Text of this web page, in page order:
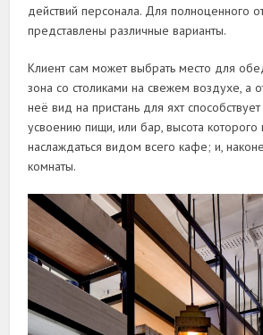
действий персонала. Для полноценного
представлены различные варианты.
Клиент сам может выбрать место для
зона со столиками на свежем воздухе, а
неё вид на пристань для яхт
усвоению пищи, или бар, высота которого
наслаждаться видом всего кафе; и,
комнаты.